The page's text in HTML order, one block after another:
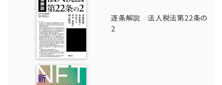
逐条解説 法人税法第22条の
2